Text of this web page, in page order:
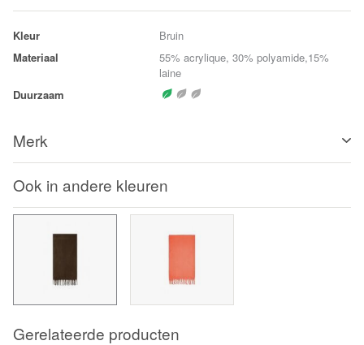
Kleur
Bruin
Materiaal
55% acrylique, 30% polyamide,15%
laine
Duurzaam
Merk
Ook in andere kleuren
Gerelateerde producten